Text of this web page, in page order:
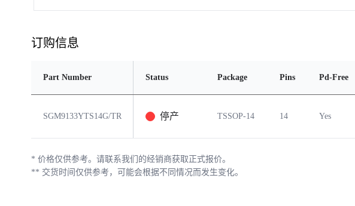
订购信息
Part Number Status Package Pins Pd-Free
SGM9133YTS14G/TR 停产 TSSOP-14 14 Yes
* 价格仅供参考。请联系我们的经销商获取正式报价。
** 交货时间仅供参考，可能会根据不同情况而发生变化。